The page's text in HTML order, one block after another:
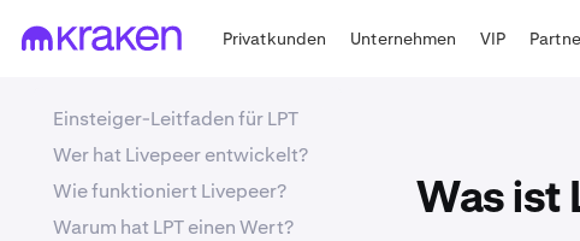
Privatkunden Unternehmen VIP
Was ist
Einsteiger-Leitfaden für LPT
Wer hat Livepeer entwickelt?
Wie funktioniert Livepeer?
Warum hat LPT einen Wert?